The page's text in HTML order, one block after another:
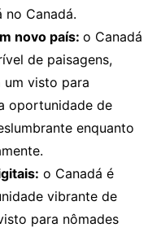
Canadá.
novo país: o Canadá
de paisagens,
um visto para
oportunidade de
enquanto
o Canadá é
vibrante de
para nômades